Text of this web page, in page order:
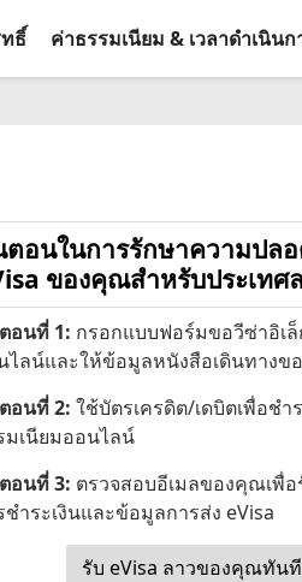
ธิ์ ค่าธรรมเนียม & เวลาดำเนินก
อนในการรักษาความปล
ของคุณสำหรับประเทศ
อนที่ 1: กรอกแบบฟอร์มขอวีซ่าอิเ
ไลน์และให้ข้อมูลหนังสือเดินทางข
อนที่ 2: ใช้บัตรเครดิต/เดบิตเพื่อชำ
มเนียมออนไลน์
อนที่ 3: ตรวจสอบอีเมลของคุณเพื่
ชำระเงินและข้อมูลการส่ง eVisa
รับ eVisa ลาวของคุณทันที